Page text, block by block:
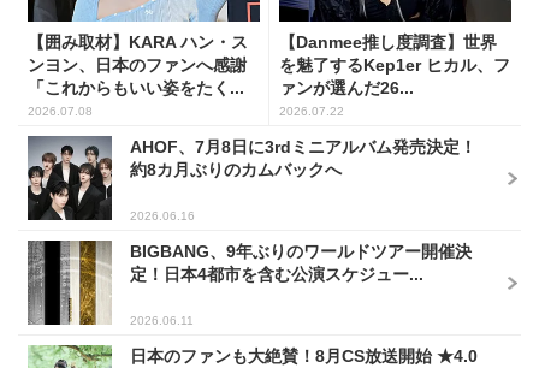
【囲み取材】KARA ハン・ス
ンヨン、日本のファンへ感謝
「これからもいい姿をたく...
2026.07.08
【Danmee推し度調査】世界
を魅了するKep1er ヒカル、フ
ァンが選んだ26...
2026.07.22
AHOF、7月8日に3rdミニアルバム発売決定！
約8カ月ぶりのカムバックへ
2026.06.16
BIGBANG、9年ぶりのワールドツアー開催決
定！日本4都市を含む公演スケジュー...
2026.06.11
日本のファンも大絶賛！8月CS放送開始 ★4.0